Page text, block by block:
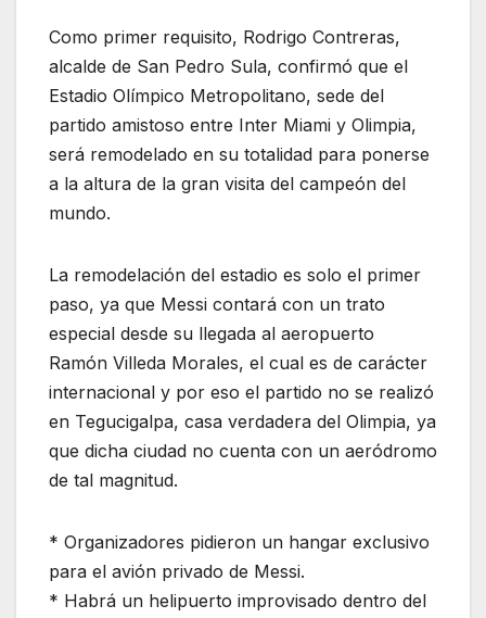
Como primer requisito, Rodrigo Contreras,
alcalde de San Pedro Sula, confirmó que el
Estadio Olímpico Metropolitano, sede del
partido amistoso entre Inter Miami y Olimpia,
será remodelado en su totalidad para ponerse
a la altura de la gran visita del campeón del
mundo.
La remodelación del estadio es solo el primer
paso, ya que Messi contará con un trato
especial desde su llegada al aeropuerto
Ramón Villeda Morales, el cual es de carácter
internacional y por eso el partido no se realizó
en Tegucigalpa, casa verdadera del Olimpia, ya
que dicha ciudad no cuenta con un aeródromo
de tal magnitud.
* Organizadores pidieron un hangar exclusivo
para el avión privado de Messi.
* Habrá un helipuerto improvisado dentro del